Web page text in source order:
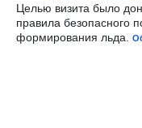
Целью визита было
правила безопасного
формирования льда.